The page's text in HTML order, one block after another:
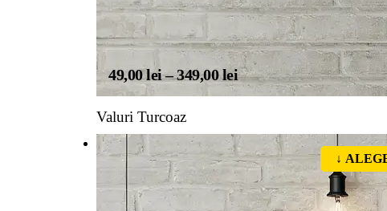
49,00lei–349,00lei
Valuri Turcoaz